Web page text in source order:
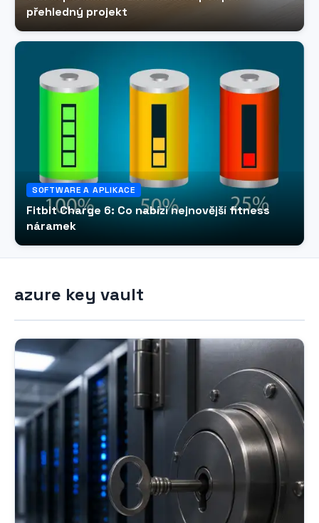
přehledný projekt
SOFTWARE A APLIKACE
Fitbit Charge 6: Co nabízí nejnovější fitness
náramek
azure key vault